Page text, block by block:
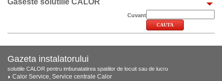
Gaseste solutiile CALOR
Cuvant
Gazeta instalatorului
solutiile CALOR pentru imbunatatirea spatiilor de locuit sau de lucru
Calor Service, Service centrale Calor